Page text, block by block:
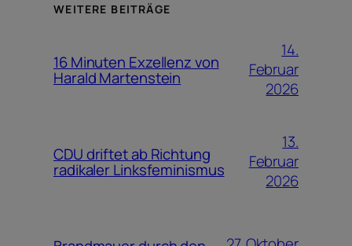
WEITERE BEITRÄGE
16 Minuten Exzellenz von
Harald Martenstein
14.
Februar
2026
CDU driftet ab Richtung
radikaler Linksfeminismus
13.
Februar
2026